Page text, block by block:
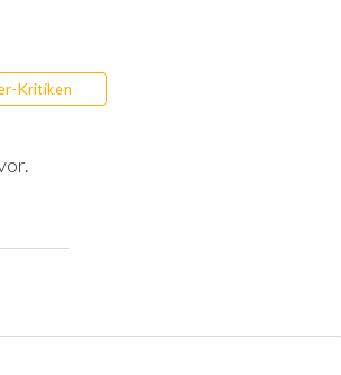
Kritiken